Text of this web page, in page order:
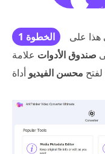
الخطوة 1
هذا على
صندوق الأدوات علامة
محسن الفيديو